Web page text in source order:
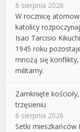
6 sierpnia 2026
W rocznicę
katolicy
Isao Tarcisio
1945 roku
mnożą się
militarny.
Zamknięte
trzęsieniu
6 sierpnia 2026
Setki mieszkańców